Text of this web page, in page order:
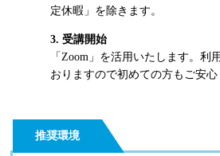
定休暇」を除きます。
3. 受講開始
「Zoom」を活用いたします。利
おりますので初めての方もご安心
推奨環境